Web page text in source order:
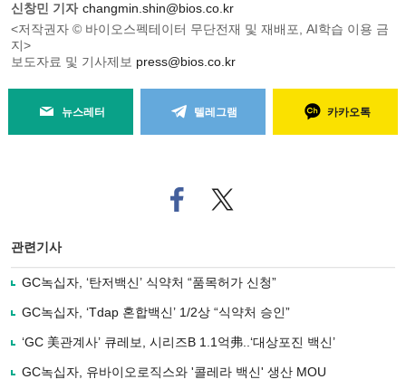
신창민 기자 changmin.shin@bios.co.kr
<저작권자 © 바이오스펙테이터 무단전재 및 재배포, AI학습 이용 금
지>
보도자료 및 기사제보 press@bios.co.kr
뉴스레터 텔레그램 카카오톡
페
이
로
기
사
유
기
트위
터로
관련기사
GC녹십자, ‘탄저백신’ 식약처 “품목허가 신청”
GC녹십자, ‘Tdap 혼합백신’ 1/2상 “식약처 승인”
‘GC 美관계사’ 큐레보, 시리즈B 1.1억弗..‘대상포진 백신’
GC녹십자, 유바이오로직스와 '콜레라 백신' 생산 MOU